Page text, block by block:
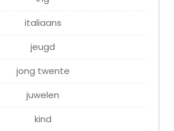
italiaans
jeugd
jong twente
juwelen
kind